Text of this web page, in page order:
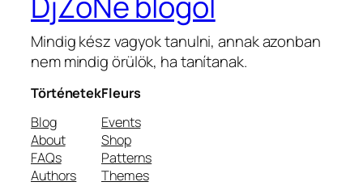
Mindig kész vagyok tanulni, annak azonban
nem mindig örülök, ha tanítanak.
Történetek
Blog
About
FAQs
Authors
Fleurs
Events
Shop
Patterns
Themes